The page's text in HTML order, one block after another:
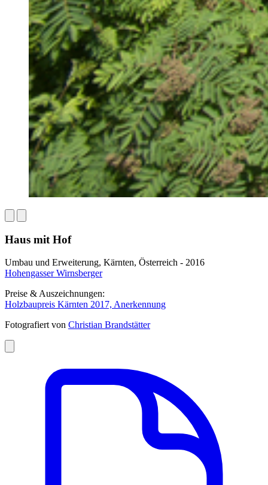
Haus mit Hof
Umbau und Erweiterung, Kärnten, Österreich - 2016
Hohengasser Wirnsberger
Preise & Auszeichnungen:
Holzbaupreis Kärnten 2017, Anerkennung
Fotografiert von Christian Brandstätter